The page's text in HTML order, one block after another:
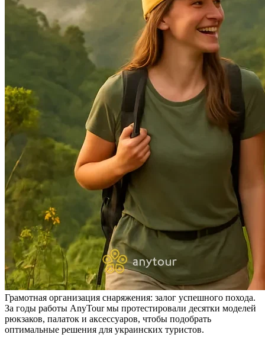
Грамотная организация снаряжения: залог успешного похода.
За годы работы AnyTour мы протестировали десятки моделей
рюкзаков, палаток и аксессуаров, чтобы подобрать
оптимальные решения для украинских туристов.